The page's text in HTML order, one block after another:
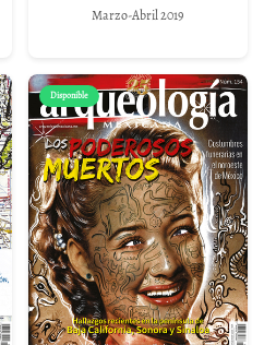
Marzo-Abril 2019
Disponible